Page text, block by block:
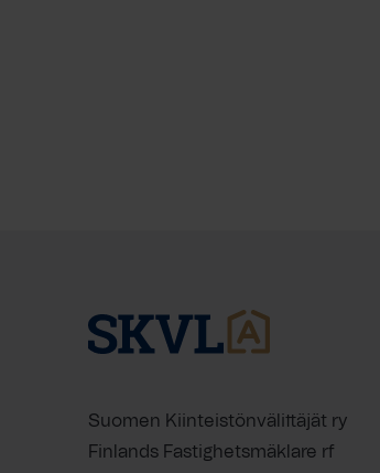
Suomen Kiinteistönvälittäjät ry
Finlands Fastighetsmäklare rf